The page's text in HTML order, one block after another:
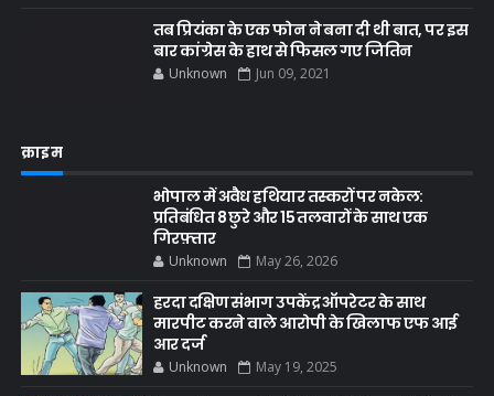
तब प्रियंका के एक फोन ने बना दी थी बात, पर इस
बार कांग्रेस के हाथ से फिसल गए जितिन
Unknown Jun 09, 2021
क्राइम
भोपाल में अवैध हथियार तस्करों पर नकेल:
प्रतिबंधित 8 छुरे और 15 तलवारों के साथ एक
गिरफ़्तार
Unknown May 26, 2026
हरदा दक्षिण संभाग उपकेंद्र ऑपरेटर के साथ
मारपीट करने वाले आरोपी के खिलाफ एफ आई
आर दर्ज
Unknown May 19, 2025